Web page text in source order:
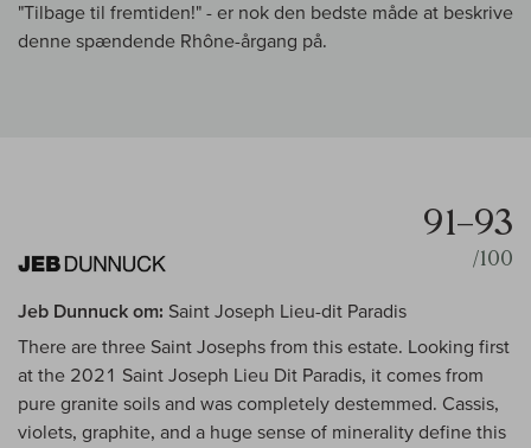
"Tilbage til fremtiden!" - er nok den bedste måde at beskrive
denne spændende Rhône-årgang på.
91–93
/100
Jeb Dunnuck om: Saint Joseph Lieu-dit Paradis
There are three Saint Josephs from this estate. Looking first
at the 2021 Saint Joseph Lieu Dit Paradis, it comes from
pure granite soils and was completely destemmed. Cassis,
violets, graphite, and a huge sense of minerality define this